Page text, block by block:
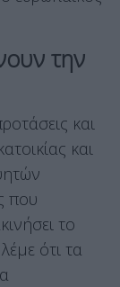
την
και
και
που
το
ότι τα